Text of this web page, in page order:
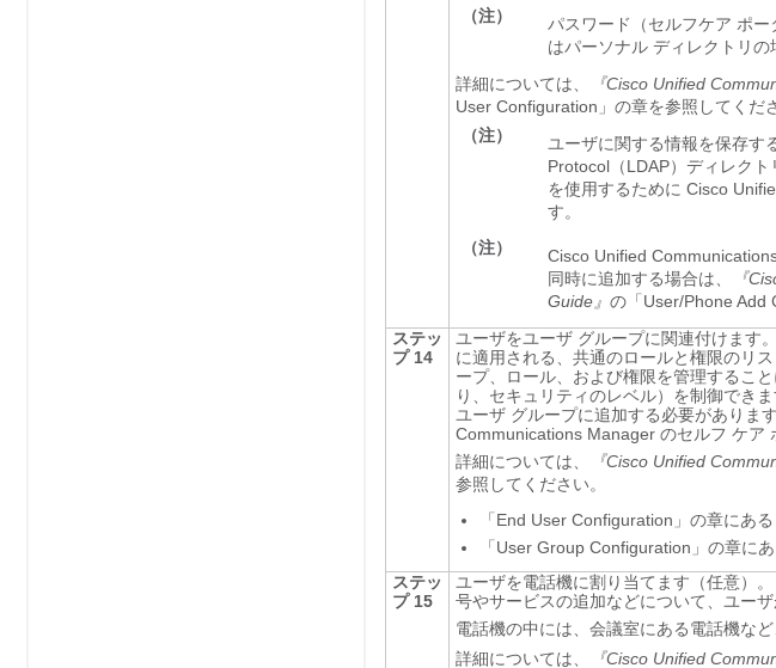
（注）
パスワード（セルフケア ポ
はパーソナル ディレクトリの
詳細については、
『Cisco Unified
User Configuration」の章を参照してくだ
（注）
ユーザに関する情報を保存す
Protocol（LDAP）ディレク
を使用するために Cisco
す。
（注）
Cisco Unified
同時に追加する場合は、
『
Guide』 の「User/Phone Add
ステッ
プ 14
ユーザをユーザ グループに関連付けます
に適用される、共通のロールと権限のリ
ープ、ロール、および権限を管理するこ
り、セキュリティのレベル）を制御でき
ユーザ グループに追加する必要がありま
Communications Manager のセルフ ケア
詳細については、
『Cisco Unified
参照してください。
「End User Configuration」の章にあ
「User Group Configuration」の章に
ステッ
プ 15
ユーザを電話機に割り当てます（任意）
号やサービスの追加などについて、ユー
電話機の中には、会議室にある電話機な
詳細については、
『Cisco Unified